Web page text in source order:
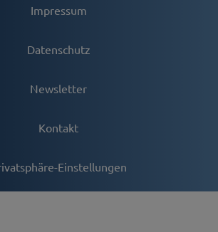
Impressum
Datenschutz
Newsletter
Kontakt
Einstellungen